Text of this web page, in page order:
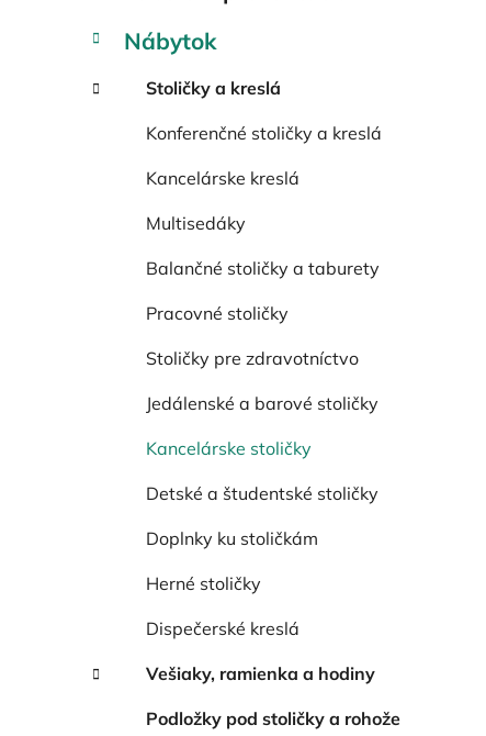
Nábytok
Stoličky a kreslá
Konferenčné stoličky a kreslá
Kancelárske kreslá
Multisedáky
Balančné stoličky a taburety
Pracovné stoličky
Stoličky pre zdravotníctvo
Jedálenské a barové stoličky
Kancelárske stoličky
Detské a študentské stoličky
Doplnky ku stoličkám
Herné stoličky
Dispečerské kreslá
Vešiaky, ramienka a hodiny
Podložky pod stoličky a rohože